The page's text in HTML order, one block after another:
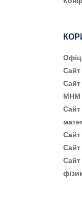
Сайт
МНМ
Сайт
Сайт
Сайт
Сайт